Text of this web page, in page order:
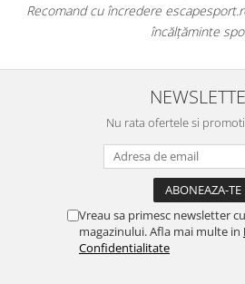
Recomand cu încredere
încălțăminte
Nu rata ofertele si
Vreau sa primesc newsletter
magazinului. Afla mai multe in
Confidentialitate